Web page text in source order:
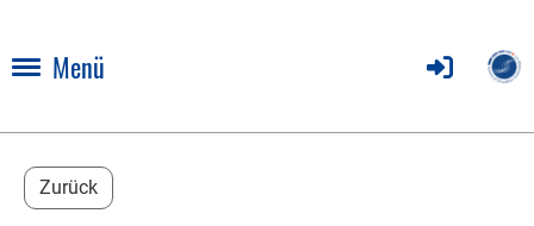
Menü
Zurück